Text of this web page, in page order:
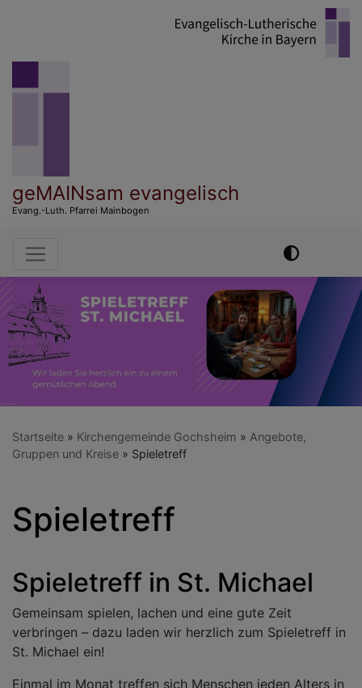
geMAINsam evangelisch
Evang.-Luth. Pfarrei Mainbogen
Hauptnavigation
Startseite Kirchengemeinde Gochsheim
Angebote,
Gruppen und Kreise
Spieletreff
Spieletreff
Spieletreff in St. Michael
Gemeinsam spielen, lachen und eine gute Zeit
verbringen – dazu laden wir herzlich zum Spieletreff in
St. Michael ein!
Einmal im Monat treffen sich Menschen jeden Alters in